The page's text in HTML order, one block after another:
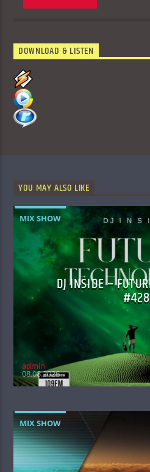
DOWNLOAD & LISTEN
YOU MAY ALSO LIKE
MIX SHOW
DJ INSIDE –
#428
admin
08.08.2026
MIX SHOW